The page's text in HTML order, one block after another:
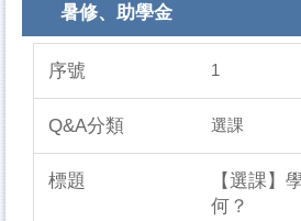
暑修、助學金
1
選課
【選課】
何？